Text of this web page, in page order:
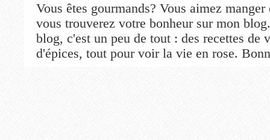
Vous êtes gourmands? Vous aimez
vous trouverez votre bonheur sur mon
blog, c'est un peu de tout : des recettes de
d'épices, tout pour voir la vie en rose.